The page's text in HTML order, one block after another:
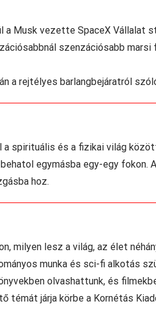
Musk vezette SpaceX Vállalat
szenzációsabb
a rejtélyes barlangbejáratról
spirituális és a fizikai világ
egymásba egy-egy fokon.
hoz.
milyen lesz a világ, az élet
munka és sci-fi alkotás
olvashattunk, és
témát járja körbe a Kornétás